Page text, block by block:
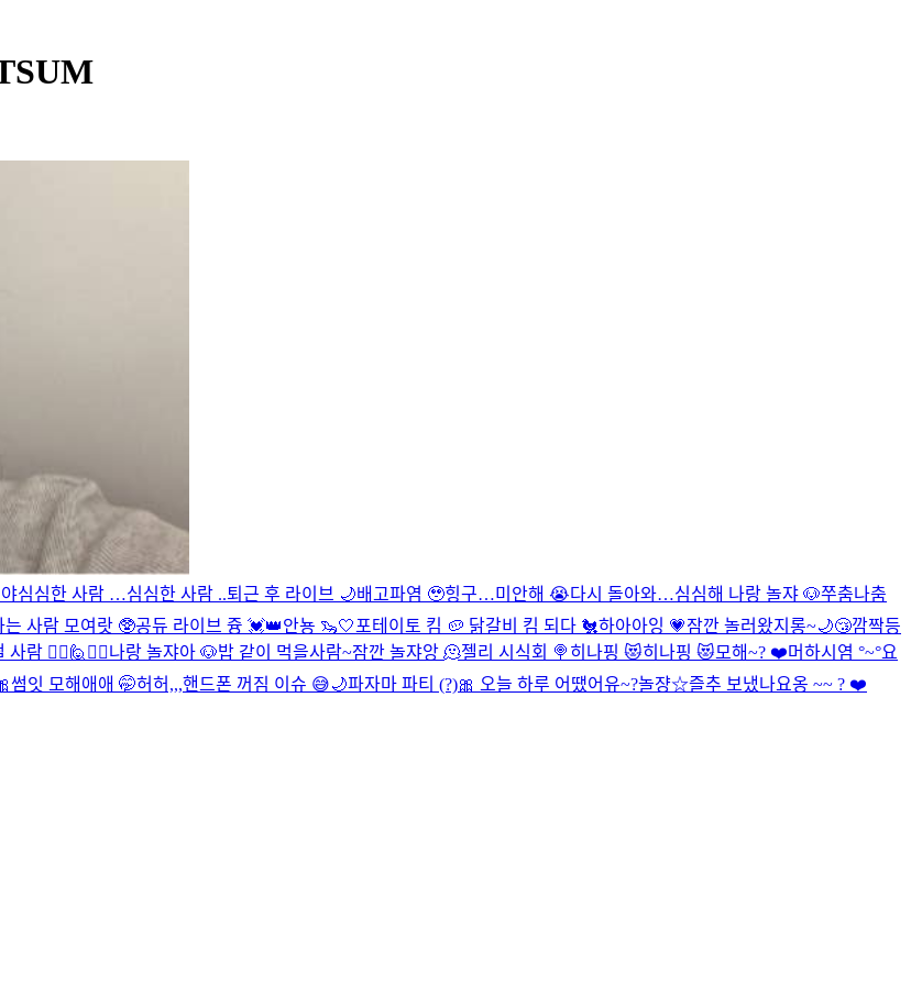
심심한 사람 …심심한 사람 ..퇴근 후 라이브 🌙배고파염 🥹힝구…미안해 😭다시 돌아와…심심해 나랑 놀쟈 🐶쭈춤나춤
는 사람 모여랏 🥸공듀 라이브 즁 💓👑안뇽 🦦🤍포테이토 킴 🥔 닭갈비 킴 되다 🐔하아아잉 💗잠깐 놀러왔지롱~🌙😴깜짝등
사람 🙋‍♀️🙋🙋‍♂️나랑 놀쟈아 🐶밥 같이 먹을사람~잠깐 놀쟈앙 🫠젤리 시식회 🍭 히나핑 😻히나핑 😻모해~? ❤️머하시염 °~°요
썸잇 모해애애 🤭허허,,,핸드폰 꺼짐 이슈 😅🌙파자마 파티 (?)🎀 오늘 하루 어땠어유~?놀쟝☆즐추 보냈나요옹 ~~ ? ❤️